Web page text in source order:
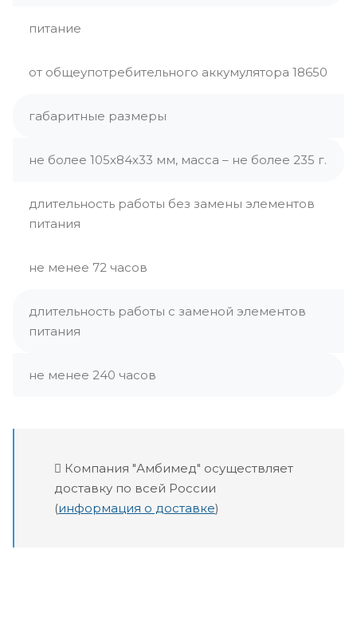
питание
от общеупотребительного аккумулятора 18650
габаритные размеры
не более 105х84х33 мм, масса – не более 235 г.
длительность работы без замены элементов
питания
не менее 72 часов
длительность работы с заменой элементов
питания
не менее 240 часов
Компания "Амбимед" осуществляет
доставку по всей России
(информация о доставке)